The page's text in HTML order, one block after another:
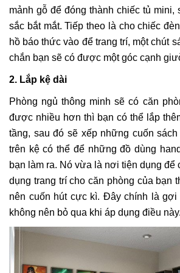
mảnh gỗ để đóng thành chiếc tủ mini,
sắc bắt mắt. Tiếp theo là cho chiếc
hồ báo thức vào để trang trí, một chút
chắn bạn sẽ có được một góc cạnh
2. Lắp kệ dài
Phòng ngủ thông minh sẽ có căn
được nhiều hơn thì bạn có thể lắp
tầng, sau đó sẽ xếp những cuốn
trên kệ có thể để những đồ dùng
bạn làm ra. Nó vừa là nơi tiện dụng để
dụng trang trí cho căn phòng của bạn
nên cuốn hút cực kì. Đây chính là gợi
không nên bỏ qua khi áp dụng điều này.